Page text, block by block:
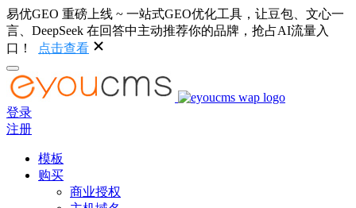
易优GEO 重磅上线 ~ 一站式GEO优化工具，让豆包、文心一
言、DeepSeek 在回答中主动推荐你的品牌，抢占AI流量入
口！
点击查看
登录
注册
模板
购买
商业授权